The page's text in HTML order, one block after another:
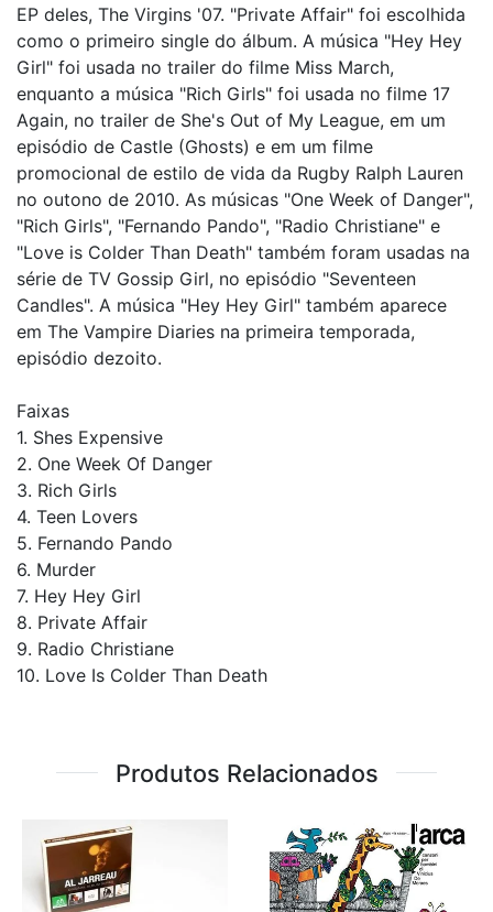
EP deles, The Virgins '07. "Private Affair" foi escolhida
como o primeiro single do álbum. A música "Hey Hey
Girl" foi usada no trailer do filme Miss March,
enquanto a música "Rich Girls" foi usada no filme 17
Again, no trailer de She's Out of My League, em um
episódio de Castle (Ghosts) e em um filme
promocional de estilo de vida da Rugby Ralph Lauren
no outono de 2010. As músicas "One Week of Danger",
"Rich Girls", "Fernando Pando", "Radio Christiane" e
"Love is Colder Than Death" também foram usadas na
série de TV Gossip Girl, no episódio "Seventeen
Candles". A música "Hey Hey Girl" também aparece
em The Vampire Diaries na primeira temporada,
episódio dezoito.
Faixas
1. Shes Expensive
2. One Week Of Danger
3. Rich Girls
4. Teen Lovers
5. Fernando Pando
6. Murder
7. Hey Hey Girl
8. Private Affair
9. Radio Christiane
10. Love Is Colder Than Death
Produtos Relacionados